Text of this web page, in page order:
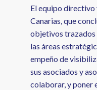
El equipo
Canarias, que
objetivos trazados
las áreas
empeño de
sus asociados y
colaborar, y poner